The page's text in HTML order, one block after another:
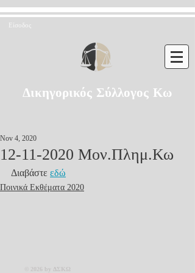
Είσοδος
Δικηγορικός Σύλλογος Κω
12-11-2020 Μον.Πλημ.Κω
Nov 4, 2020
Διαβάστε εδώ
Ποινικά Εκθέματα 2020
© 2026 by ΔΣΚΩ